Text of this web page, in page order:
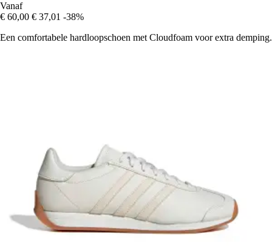
Vanaf
€ 60,00 € 37,01 -38%
Een comfortabele hardloopschoen met Cloudfoam voor extra demping.